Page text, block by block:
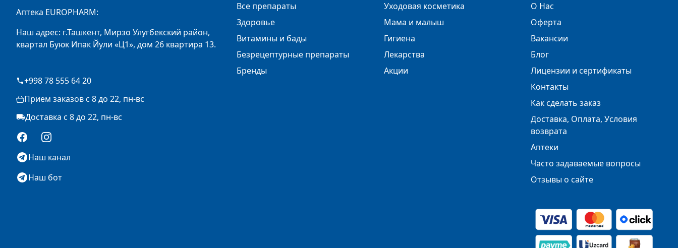
Аптека EUROPHARM:
Наш адрес: г.Ташкент, Мирзо Улугбекский район,
квартал Буюк Ипак Йули «Ц1», дом 26 квартира 13.
+998 78 555 64 20
Прием заказов с 8 до 22, пн-вс
Доставка с 8 до 22, пн-вс
FacebookInstagram
Наш канал
Наш бот
Все препараты
Здоровье
Витамины и бады
Безрецептурные препараты
Бренды
Уходовая косметика
Мама и малыш
Гигиена
Лекарства
Акции
О Нас
Оферта
Вакансии
Блог
Лицензии и сертификаты
Контакты
Как сделать заказ
Доставка, Оплата, Условия
возврата
Аптеки
Часто задаваемые вопросы
Отзывы о сайте